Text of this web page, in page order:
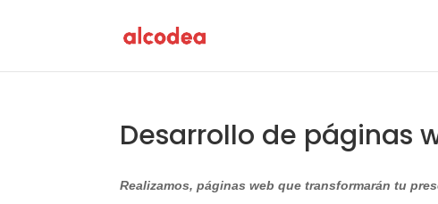
Desarrollo de páginas
Realizamos, páginas web que transformarán tu